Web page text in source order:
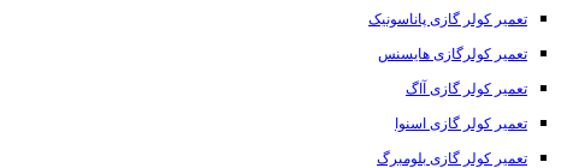
تعمیر کولر گازی پاناسونیک
تعمیر کولرگازی هایسنس
تعمیر کولر گازی آاگ
تعمیر کولر گازی اسنوا
تعمیر کولر گازی بلومبرگ